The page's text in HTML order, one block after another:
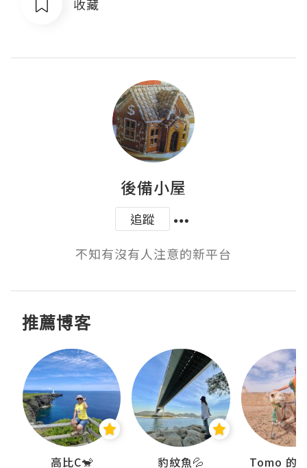
收藏
後備小屋
追蹤
不知有沒有人注意的新平台
推薦博客
高比C🐒 豹紋魚💦